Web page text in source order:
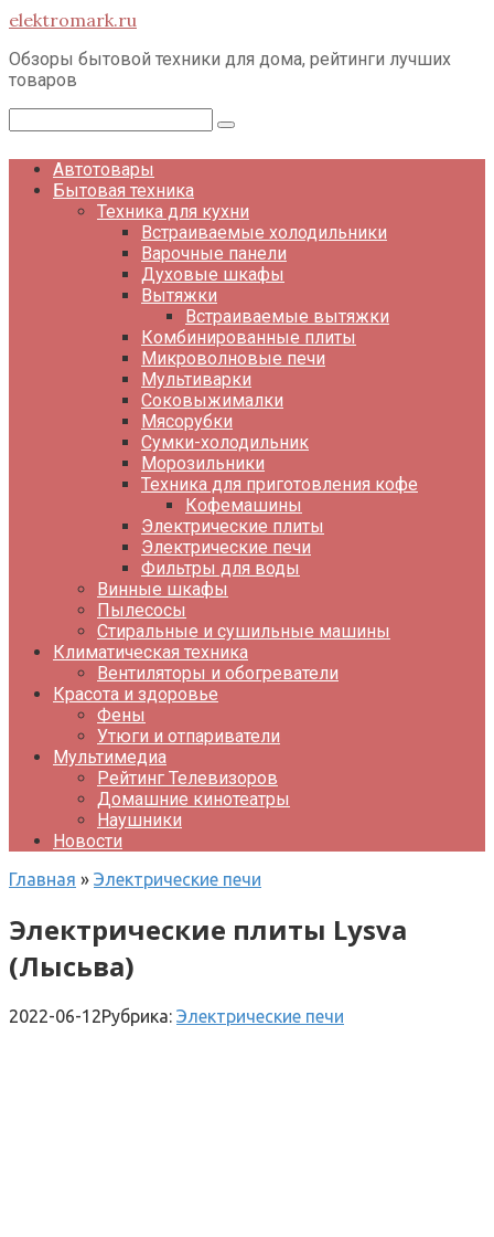
Перейти
контенту
elektromark.ru
Обзоры бытовой техники для дома, рейтинги лучших
товаров
Автотовары
Бытовая техника
Техника для кухни
Встраиваемые холодильники
Варочные панели
Духовые шкафы
Вытяжки
Встраиваемые вытяжки
Комбинированные плиты
Микроволновые печи
Мультиварки
Соковыжималки
Мясорубки
Сумки-холодильник
Морозильники
Техника для приготовления кофе
Кофемашины
Электрические плиты
Электрические печи
Фильтры для воды
Винные шкафы
Пылесосы
Стиральные и сушильные машины
Климатическая техника
Вентиляторы и обогреватели
Красота и здоровье
Фены
Утюги и отпариватели
Мультимедиа
Рейтинг Телевизоров
Домашние кинотеатры
Наушники
Новости
Главная » Электрические печи
Электрические плиты Lysva
(Лысьва)
2022-06-12Рубрика: Электрические печи